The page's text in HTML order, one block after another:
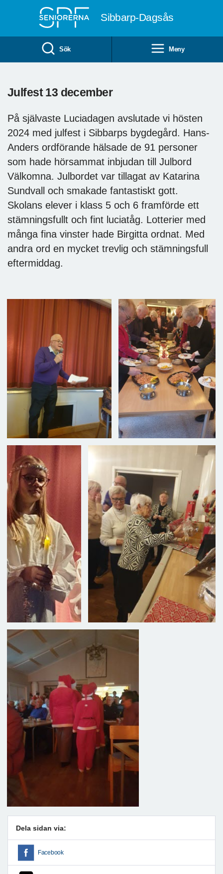
Sibbarp-Dagsås
Sök Meny
Julfest 13 december
På självaste Luciadagen avslutade vi hösten
2024 med julfest i Sibbarps bygdegård. Hans-
Anders ordförande hälsade de 91 personer
som hade hörsammat inbjudan till Julbord
Välkomna. Julbordet var tillagat av Katarina
Sundvall och smakade fantastiskt gott.
Skolans elever i klass 5 och 6 framförde ett
stämningsfullt och fint luciatåg. Lotterier med
många fina vinster hade Birgitta ordnat. Med
andra ord en mycket trevlig och stämningsfull
eftermiddag.
Dela sidan via:
Facebook